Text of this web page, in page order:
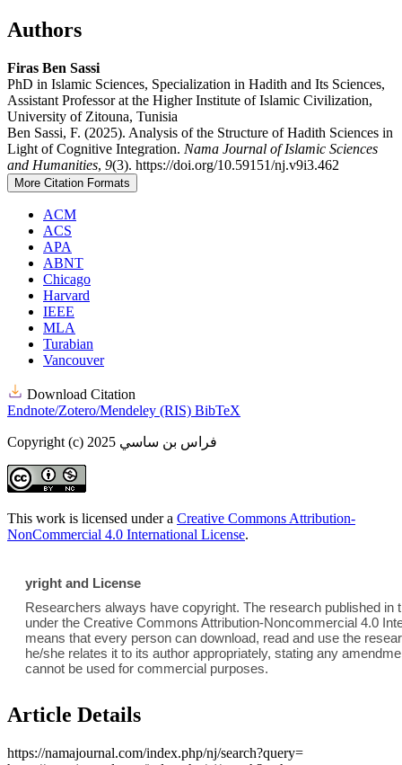
Authors
Firas Ben Sassi
PhD in Islamic Sciences, Specialization in Hadith and Its Sciences,
Assistant Professor at the Higher Institute of Islamic Civilization,
University of Zitouna, Tunisia
Ben Sassi, F. (2025). Analysis of the Structure of Hadith Sciences in
Light of Cognitive Integration. Nama Journal of Islamic Sciences
and Humanities, 9(3). https://doi.org/10.59151/nj.v9i3.462
More Citation Formats
ACM
ACS
APA
ABNT
Chicago
Harvard
IEEE
MLA
Turabian
Vancouver
Download Citation
Endnote/Zotero/Mendeley (RIS) BibTeX
Copyright (c) 2025 فراس بن ساسي
This work is licensed under a Creative Commons Attribution-
NonCommercial 4.0 International License.
yright and License
Researchers always have copyright. The research published in
under the Creative Commons Attribution-Noncommercial 4.0
means that every person can download, read and use the
he/she relates it to its author appropriately, stating any
cannot be used for commercial purposes.
Article Details
https://namajournal.com/index.php/nj/search?query=